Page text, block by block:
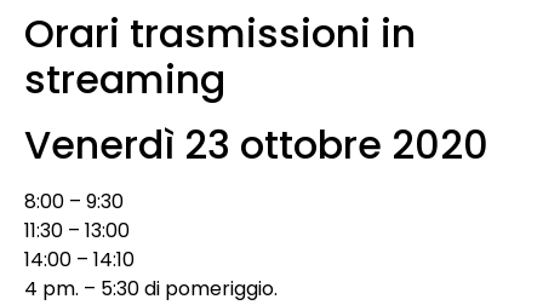
Orari trasmissioni in
streaming
Venerdì 23 ottobre 2020
8:00 – 9:30
11:30 – 13:00
14:00 – 14:10
4 pm. – 5:30 di pomeriggio.